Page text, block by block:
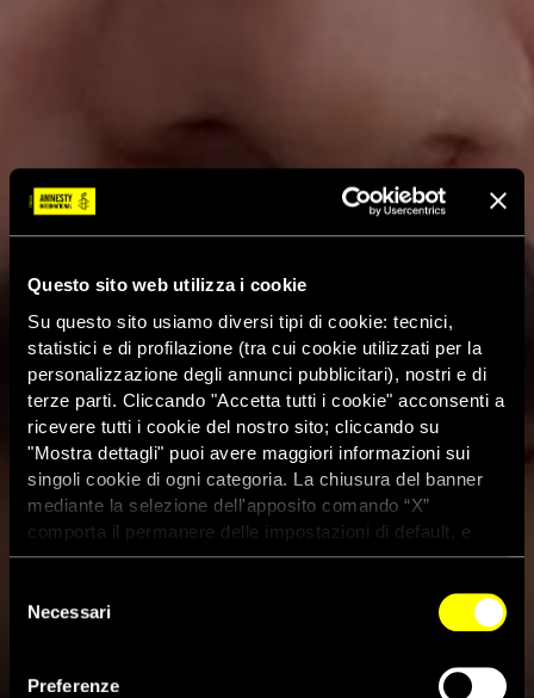
Questo sito web utilizza i cookie
Su questo sito usiamo diversi tipi di cookie: tecnici,
statistici e di profilazione (tra cui cookie utilizzati per la
personalizzazione degli annunci pubblicitari), nostri e di
terze parti. Cliccando "Accetta tutti i cookie" acconsenti a
ricevere tutti i cookie del nostro sito; cliccando su
"Mostra dettagli" puoi avere maggiori informazioni sui
singoli cookie di ogni categoria. La chiusura del banner
mediante la selezione dell'apposito comando “X”
comporta il permanere delle impostazioni di default, e
dunque la continuazione della navigazione con i cookie
dei cookie attivi sul sito clicca
delNecessari
Preferenze